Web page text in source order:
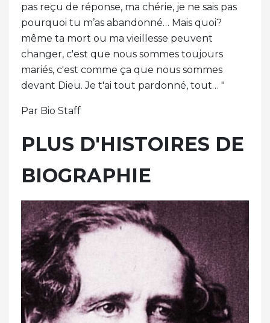
pas reçu de réponse, ma chérie, je ne sais pas
pourquoi tu m’as abandonné… Mais quoi?
même ta mort ou ma vieillesse peuvent
changer, c'est que nous sommes toujours
mariés, c'est comme ça que nous sommes
devant Dieu. Je t'ai tout pardonné, tout… "
Par Bio Staff
PLUS D'HISTOIRES DE
BIOGRAPHIE